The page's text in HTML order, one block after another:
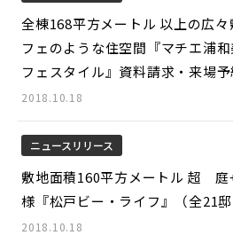
全棟168平方メートル 以上の広
フェのような住空間『マチエ浦
フェスタイル』資料請求・来場予
2018.10.18
ニュースリリース
敷地面積160平方メートル 超 庭
様『松戸ビー・ライフ』（全21邸
2018.10.18